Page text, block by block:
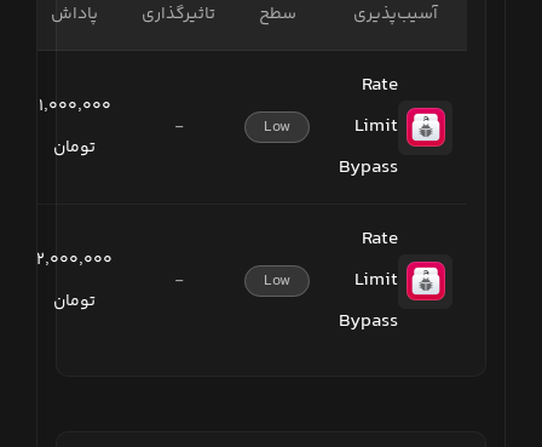
آسیب‌پذیری سطح تاثیرگذاری پاداش
Rate
Limit
Bypass
Low
-
۱٬۰۰۰٬۰۰۰
تومان
Rate
Limit
Bypass
Low
-
۲٬۰۰۰٬۰۰۰
تومان